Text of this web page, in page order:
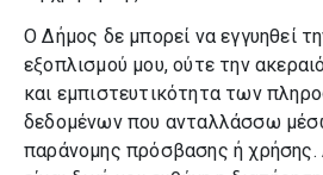
Ο Δήμος δε μπορεί να εγγυηθεί
εξοπλισμού μου, ούτε την
και εμπιστευτικότητα των
δεδομένων που ανταλλάσσω
παράνομης πρόσβασης ή χρήσης.